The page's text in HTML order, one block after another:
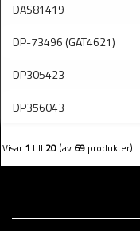
DAS81419
DP-73496 (GAT4621)
DP305423
DP356043
Visar1 till 20 (av 69 produkter)